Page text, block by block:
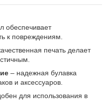
обеспечивает
к повреждениям.
печать делает
– надежная булавка
и аксессуаров.
для использования в